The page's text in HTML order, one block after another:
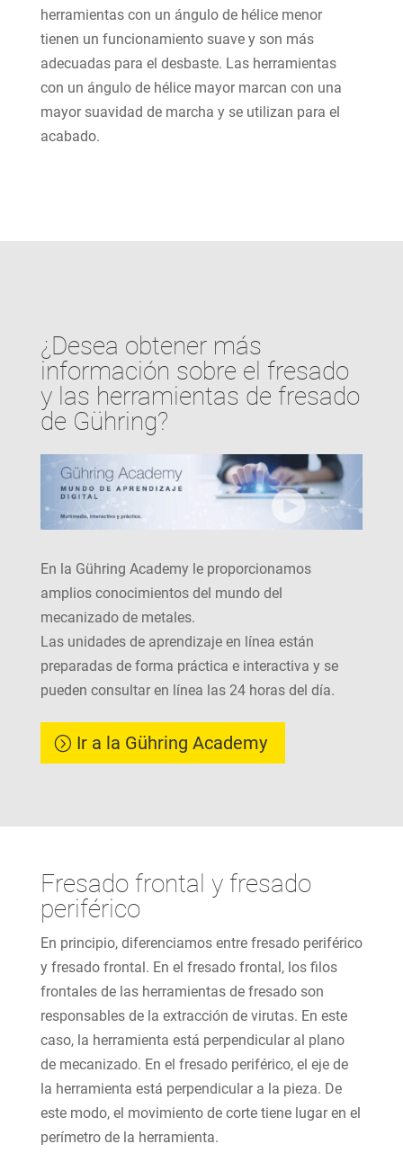
herramientas con un ángulo de hélice menor
tienen un funcionamiento suave y son más
adecuadas para el desbaste. Las herramientas
con un ángulo de hélice mayor marcan con una
mayor suavidad de marcha y se utilizan para el
acabado.
¿Desea obtener más
información sobre el fresado
y las herramientas de fresado
de Gühring?
En la Gühring Academy le proporcionamos
amplios conocimientos del mundo del
mecanizado de metales.
Las unidades de aprendizaje en línea están
preparadas de forma práctica e interactiva y se
pueden consultar en línea las 24 horas del día.
Ir a la Gühring Academy
Fresado frontal y fresado
periférico
En principio, diferenciamos entre fresado periférico
y fresado frontal. En el fresado frontal, los filos
frontales de las herramientas de fresado son
responsables de la extracción de virutas. En este
caso, la herramienta está perpendicular al plano
de mecanizado. En el fresado periférico, el eje de
la herramienta está perpendicular a la pieza. De
este modo, el movimiento de corte tiene lugar en el
perímetro de la herramienta.